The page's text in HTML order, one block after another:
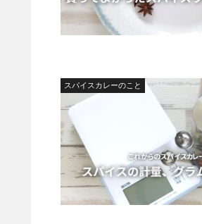
スパイスカレーのこと